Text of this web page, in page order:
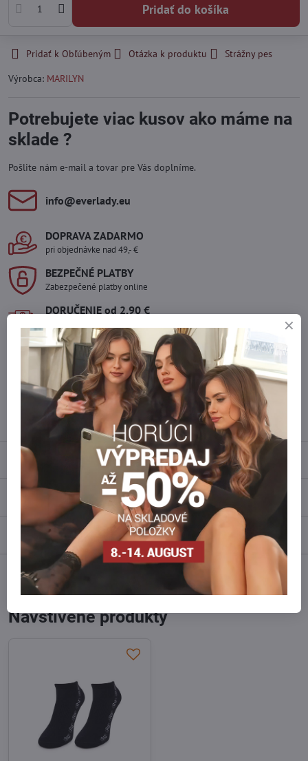
Pridať do košíka
Pridať k Obľúbeným Otázka k produktu
Strážny pes
Výrobca: MARILYN
Potrebujete viac kusov ako máme na
sklade ?
Pošlite nám e-mail a tovar pre Vás doplníme.
info​@everlady​.eu
DOPRAVA ZADARMO
pri objednávke nad 49,- €
BEZPEČNÉ PLATBY
Zabezpečené platby online
DORUČENIE od 2,90 €
TOVAR SKLADOM
odosielame bez čakania
Staňte sa súčasťou everlady
Staňte sa súčasťou everlady a využívajte 5 % členskú výhodu
každom nákupe.
Výhoda sa vám automaticky uplatní v košíku.
Popis
Recenzie 0
Diskusia
Facebook Reddit LinkedIn WhatsApp
mail
Navštívené produkty